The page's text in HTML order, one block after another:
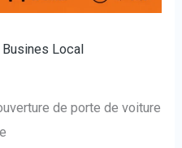
Busines Local
de porte de voiture